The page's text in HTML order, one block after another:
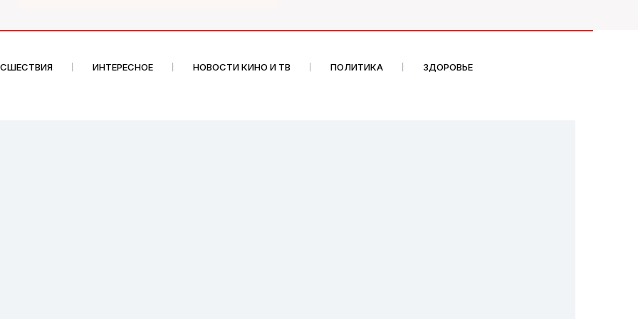
ИНТЕРЕСНОЕ НОВОСТИ КИНО И ТВ ПОЛИТИКА ЗДОРОВЬЕ